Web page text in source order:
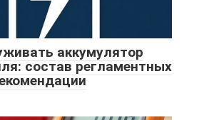
аккумулятор
состав регламентных